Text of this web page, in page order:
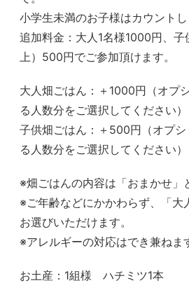
小学生未満のお子様はカウントし
追加料金：大人1名様1000円、子
上）500円でご参加頂けます。
大人畑ごはん：＋1000円（オプ
る人数分をご選択してください）
子供畑ごはん：＋500円（オプ
る人数分をご選択してください）
※畑ごはんの内容は「おまかせ」
※ご年齢などにかかわらず、「大
お選びいただけます。
※アレルギーの対応はでき兼ねま
お土産：1組様 ハチミツ1本